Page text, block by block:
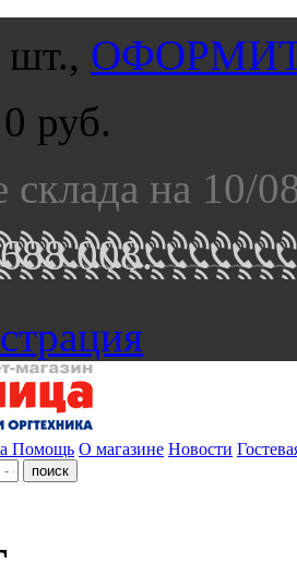
шт.,
0 руб.
склада на 10/
008.
Помощь О магазине Новости